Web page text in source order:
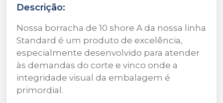
Descrição:
Nossa borracha de 10 shore A da nossa linha
Standard é um produto de excelência,
especialmente desenvolvido para atender
às demandas do corte e vinco onde a
integridade visual da embalagem é
primordial.